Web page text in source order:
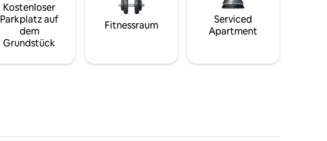
Kostenloser
Parkplatz auf
dem
Grundstück
Fitnessraum
Serviced
Apartment